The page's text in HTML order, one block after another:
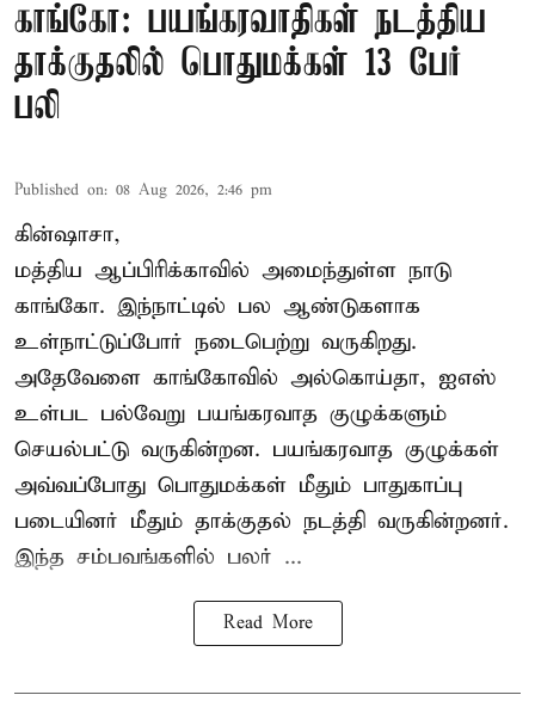
காங்கோ: பயங்கரவாதிகள் நடத்திய
தாக்குதலில் பொதுமக்கள் 13 பேர்
பலி
Published on: 08 Aug 2026, 2:46 pm
கின்ஷாசா,
மத்திய ஆப்பிரிக்காவில் அமைந்துள்ள நாடு
காங்கோ. இந்நாட்டில் பல ஆண்டுகளாக
உள்நாட்டுப்போர் நடைபெற்று வருகிறது.
அதேவேளை காங்கோவில் அல்கொய்தா, ஐஎஸ்
உள்பட பல்வேறு பயங்கரவாத குழுக்களும்
செயல்பட்டு வருகின்றன. பயங்கரவாத குழுக்கள்
அவ்வப்போது பொதுமக்கள் மீதும் பாதுகாப்பு
படையினர் மீதும் தாக்குதல் நடத்தி வருகின்றனர்.
இந்த சம்பவங்களில் பலர் ...
Read More